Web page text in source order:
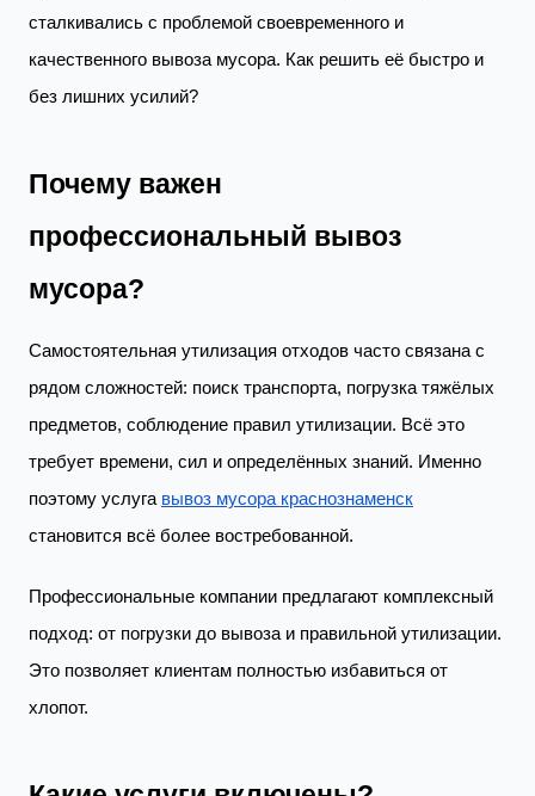
сталкивались с проблемой своевременного и
качественного вывоза мусора. Как решить её быстро и
без лишних усилий?
Почему важен
профессиональный вывоз
мусора?
Самостоятельная утилизация отходов часто связана с
рядом сложностей: поиск транспорта, погрузка тяжёлых
предметов, соблюдение правил утилизации. Всё это
требует времени, сил и определённых знаний. Именно
поэтому услуга вывоз мусора краснознаменск
становится всё более востребованной.
Профессиональные компании предлагают комплексный
подход: от погрузки до вывоза и правильной утилизации.
Это позволяет клиентам полностью избавиться от
хлопот.